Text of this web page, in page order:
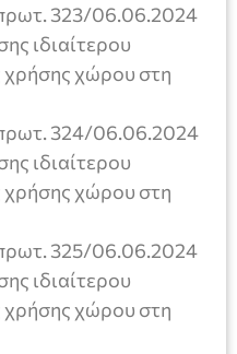
323/06.06.2024
ιδιαίτερου
χρήσης χώρου στη
324/06.06.2024
ιδιαίτερου
χρήσης χώρου στη
325/06.06.2024
ιδιαίτερου
χρήσης χώρου στη